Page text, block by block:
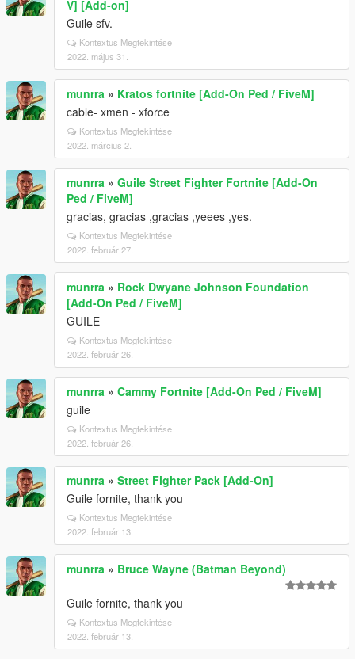
V] [Add-on]
Guile sfv.
Kontextus Megtekintése
2022. május 31.
munrra » Kratos fortnite [Add-On Ped / FiveM]
cable- xmen - xforce
Kontextus Megtekintése
2022. március 2.
munrra » Guile Street Fighter Fortnite [Add-On
Ped / FiveM]
gracias, gracias ,gracias ,yeees ,yes.
Kontextus Megtekintése
2022. február 27.
munrra » Rock Dwyane Johnson Foundation
[Add-On Ped / FiveM]
GUILE
Kontextus Megtekintése
2022. február 26.
munrra » Cammy Fortnite [Add-On Ped / FiveM]
guile
Kontextus Megtekintése
2022. február 26.
munrra » Street Fighter Pack [Add-On]
Guile fornite, thank you
Kontextus Megtekintése
2022. február 13.
munrra » Bruce Wayne (Batman Beyond)
Guile fornite, thank you
Kontextus Megtekintése
2022. február 13.